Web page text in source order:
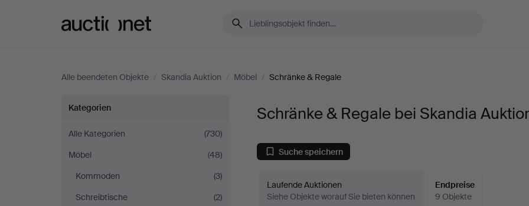
Alle beendeten Objekte / Skandia Auktion / Möbel / Schränke & Regale
Schränke
&
Regale
bei
Kategorien
Alle Kategorien
(730)
Möbel
(48)
Kommoden
(3)
Schreibtische
(2)
Schränke & Regale bei Skandia
Suche speichern
Laufende Auktionen
Siehe Objekte worauf Sie bieten können
Endpreise
9 Objekte